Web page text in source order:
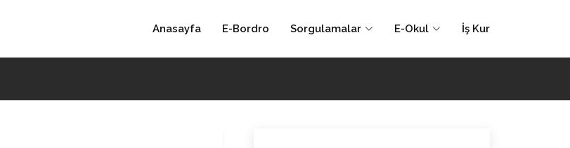
Anasayfa E-Bordro Sorgulamalar E-Okul İş Kur